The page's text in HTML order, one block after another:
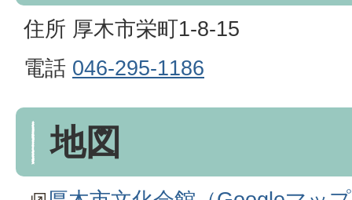
住所 厚木市栄町1-8-15
電話 046-295-1186
地図